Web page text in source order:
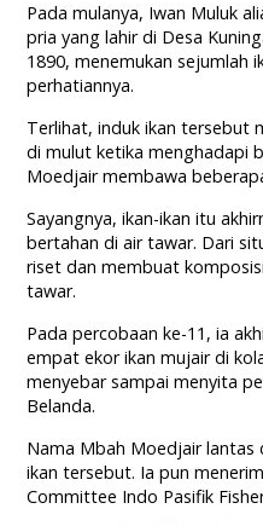
Pada mulanya, Iwan Muluk
pria yang lahir di Desa
1890, menemukan sejumlah
perhatiannya.
Terlihat, induk ikan tersebut
di mulut ketika menghadapi
Moedjair membawa
Sayangnya, ikan-ikan itu
bertahan di air tawar. Dari
riset dan membuat
tawar.
Pada percobaan ke-11, ia
empat ekor ikan mujair di
menyebar sampai menyita
Belanda.
Nama Mbah Moedjair lantas
ikan tersebut. Ia pun
Committee Indo Pasifik